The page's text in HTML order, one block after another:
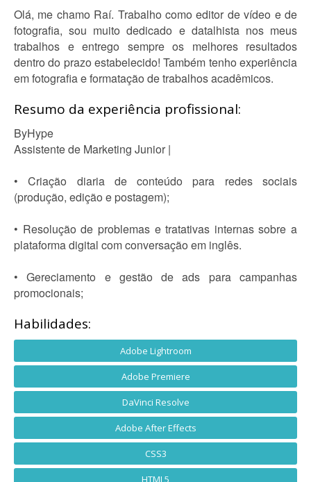
Olá, me chamo Raí. Trabalho como editor de vídeo e de
fotografia, sou muito dedicado e datalhista nos meus
trabalhos e entrego sempre os melhores resultados
dentro do prazo estabelecido! Também tenho experiência
em fotografia e formatação de trabalhos acadêmicos.
Resumo da experiência profissional:
ByHype
Assistente de Marketing Junior |
• Criação diaria de conteúdo para redes sociais
(produção, edição e postagem);
• Resolução de problemas e tratativas internas sobre a
plataforma digital com conversação em inglês.
• Gereciamento e gestão de ads para campanhas
promocionais;
Habilidades:
Adobe Lightroom
Adobe Premiere
DaVinci Resolve
Adobe After Effects
CSS3
HTML5